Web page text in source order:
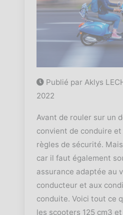
Publié par Aklys
2022
Avant de rouler sur un
convient de conduire
règles de sécurité.
car il faut également
assurance adaptée au
conducteur et aux
conduite. Voici tout ce
les scooters 125 cm3